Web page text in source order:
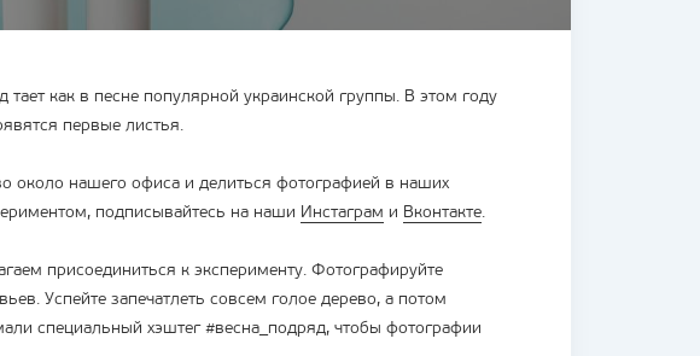
как в песне популярной украинской группы. В этом году
первые листья.
около нашего офиса и делиться фотографией в наших
подписывайтесь на наши Инстаграм и Вконтакте.
присоединиться к эксперименту. Фотографируйте
Успейте запечатлеть совсем голое дерево, а потом
специальный хэштег #весна_подряд, чтобы фотографии